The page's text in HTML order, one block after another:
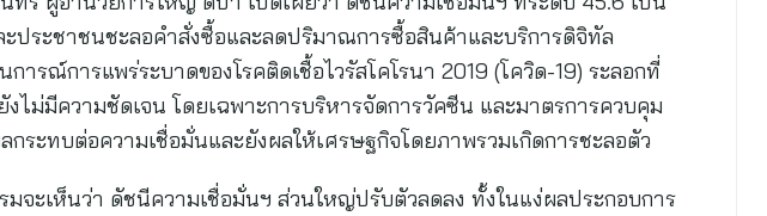
ประชาชนชะลอคำสั่งซื้อและลดปริมาณการซื้อสินค้าและบริการดิจิทัล
ารณ์การแพร่ระบาดของโรคติดเชื้อไวรัสโคโรนา 2019 (โควิด-19) ระลอกที่
ไม่มีความชัดเจน โดยเฉพาะการบริหารจัดการวัคซีน และมาตรการควบคุม
กระทบต่อความเชื่อมั่นและยังผลให้เศรษฐกิจโดยภาพรวมเกิดการชะลอตัว
จะเห็นว่า ดัชนีความเชื่อมั่นฯ ส่วนใหญ่ปรับตัวลดลง ทั้งในแง่ผลประกอบการ